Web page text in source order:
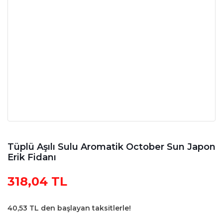
Tüplü Aşılı Sulu Aromatik October Sun Japon
Erik Fidanı
318,04 TL
40,53 TL den başlayan taksitlerle!